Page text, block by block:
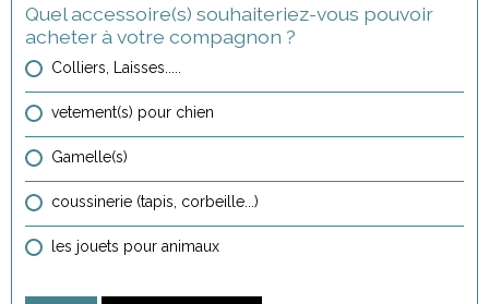
Quel accessoire(s) souhaiteriez-vous pouvoir
acheter à votre compagnon ?
Colliers, Laisses.....
vetement(s) pour chien
Gamelle(s)
coussinerie (tapis, corbeille...)
les jouets pour animaux